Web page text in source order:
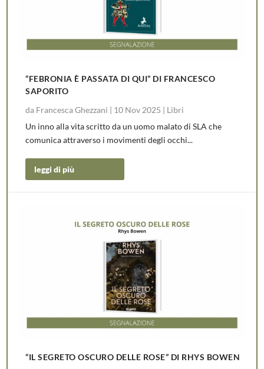
“FEBRONIA È PASSATA DI QUI” DI FRANCESCO
SAPORITO
da Francesca Ghezzani | 10 Nov 2025 | Libri
Un inno alla vita scritto da un uomo malato di SLA che
comunica attraverso i movimenti degli occhi...
leggi di più
“IL SEGRETO OSCURO DELLE ROSE” DI RHYS BOWEN